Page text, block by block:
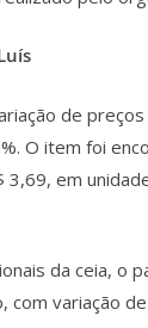
de
O item foi
3,69, em
da ceia, o
com variação